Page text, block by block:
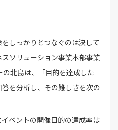
しっかりとつなぐのは決して
ソリューション事業本部事業
の北島は、「目的を達成した
を分析し、その難しさを次の
イベントの開催目的の達成率は